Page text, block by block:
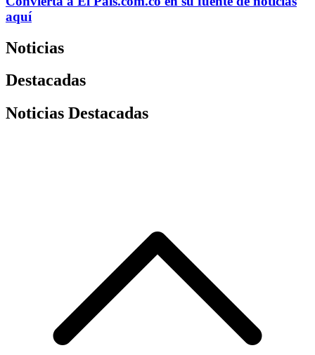
aquí
Noticias
Destacadas
Noticias Destacadas